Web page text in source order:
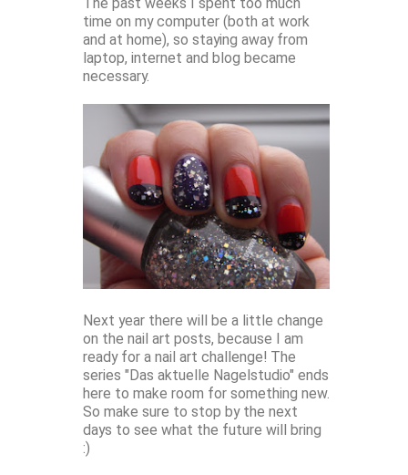
time on my computer (both at work
and at home), so staying away from
laptop, internet and blog became
necessary.
Next year there will be a little change
on the nail art posts, because I am
ready for a nail art challenge! The
series "Das aktuelle Nagelstudio" ends
here to make room for something new.
So make sure to stop by the next
days to see what the future will bring
:)